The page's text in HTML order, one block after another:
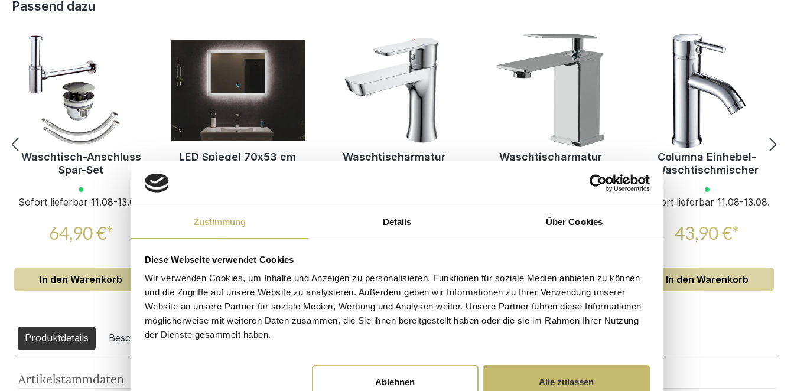
Zustimmung Details Über Cookies
Diese Webseite verwendet Cookies
Wir verwenden Cookies, um Inhalte und Anzeigen zu personalisieren, Funktionen für soziale Medien anbieten zu können
und die Zugriffe auf unsere Website zu analysieren. Außerdem geben wir Informationen zu Ihrer Verwendung unserer
Website an unsere Partner für soziale Medien, Werbung und Analysen weiter. Unsere Partner führen diese Informationen
möglicherweise mit weiteren Daten zusammen, die Sie ihnen bereitgestellt haben oder die sie im Rahmen Ihrer Nutzung
der Dienste gesammelt haben.
Ablehnen Alle zulassen
Produktgalerie überspringen
Passend dazu
Waschtisch-Anschluss
Spar-Set
Sofort lieferbar 11.08-13.08.
64,90 €*
In den Warenkorb
LED Spiegel 70x53 cm
129,00 €*
In den Warenkorb
Waschtischarmatur
In den Warenkorb
Waschtischarmatur
In den Warenkorb
Columna Einhebel-
Waschtischmischer
Sofort lieferbar 11.08-13.08.
43,90 €*
In den Warenkorb
Produktdetails Beschreibung Downloads 2
Artikelstammdaten Waschbecken